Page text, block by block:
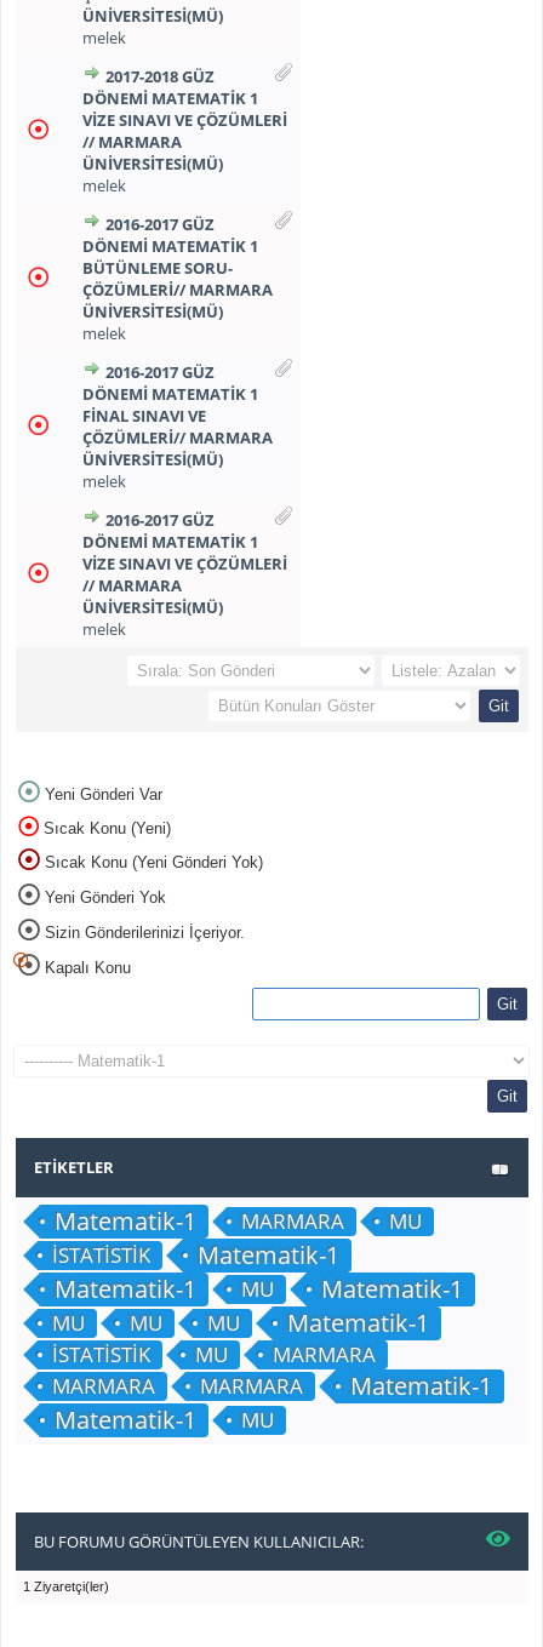
ÜNİVERSİTESİ(MÜ)
melek
2017-2018 GÜZ
DÖNEMİ MATEMATİK 1
VİZE SINAVI VE ÇÖZÜMLERİ
// MARMARA
ÜNİVERSİTESİ(MÜ)
melek
2016-2017 GÜZ
DÖNEMİ MATEMATİK 1
BÜTÜNLEME SORU-
ÇÖZÜMLERİ// MARMARA
ÜNİVERSİTESİ(MÜ)
melek
2016-2017 GÜZ
DÖNEMİ MATEMATİK 1
FİNAL SINAVI VE
ÇÖZÜMLERİ// MARMARA
ÜNİVERSİTESİ(MÜ)
melek
2016-2017 GÜZ
DÖNEMİ MATEMATİK 1
VİZE SINAVI VE ÇÖZÜMLERİ
// MARMARA
ÜNİVERSİTESİ(MÜ)
melek
Yeni Gönderi Var
Sıcak Konu (Yeni)
Sıcak Konu (Yeni Gönderi Yok)
Yeni Gönderi Yok
Sizin Gönderilerinizi İçeriyor.
Kapalı Konu
ETIKETLER
Matematik-1 MARMARA
MU
İSTATİSTİK
Matematik-1
Matematik-1
MU Matematik-1
MU MU MU Matematik-1
İSTATİSTİK MU
MARMARA
MARMARA
MARMARA
Matematik-1
Matematik-1
MU
BU FORUMU GÖRÜNTÜLEYEN KULLANICILAR:
1 Ziyaretçi(ler)